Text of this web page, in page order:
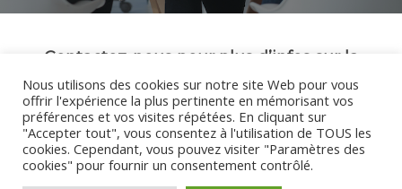
Contactez-nous pour plus d’infos sur la
(initiale)
Nous contacter
Nous utilisons des cookies sur notre site Web pour vous
offrir l'expérience la plus pertinente en mémorisant vos
préférences et vos visites répétées. En cliquant sur
"Accepter tout", vous consentez à l'utilisation de TOUS les
cookies. Cependant, vous pouvez visiter "Paramètres des
cookies" pour fournir un consentement contrôlé.